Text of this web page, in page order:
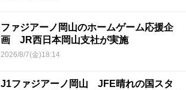
ファジアーノ岡山のホームゲーム応援企
画 JR西日本岡山支社が実施
2026/8/7(金)18:14
J1ファジアーノ岡山 JFE晴れの国スタ